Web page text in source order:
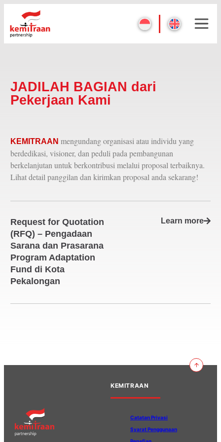
JADILAH BAGIAN dari
Pekerjaan Kami
KEMITRAAN mengundang organisasi atau individu yang
berdedikasi, visioner, dan peduli pada pembangunan
berkelanjutan untuk berkontribusi melalui proposal terbaiknya.
Lihat detail panggilan dan kirimkan proposal anda sekarang!
Request for Quotation
(RFQ) – Pengadaan
Sarana dan Prasarana
Program Adaptation
Fund di Kota
Pekalongan
Learn more
KEMITRAAN
Catatan Privasi
Syarat Penggunaan